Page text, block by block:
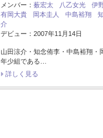
メンバー： 薮宏太 八乙女光 伊
有岡大貴
岡本圭人 中島裕翔
介
デビュー：2007年11月14日
山田涼介・知念侑李・中島裕翔・
年少組である…
詳しく見る